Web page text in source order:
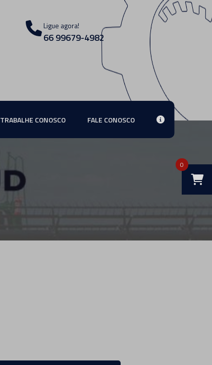
Ligue agora!
66 99679-4982
TRABALHE CONOSCO FALE CONOSCO
0